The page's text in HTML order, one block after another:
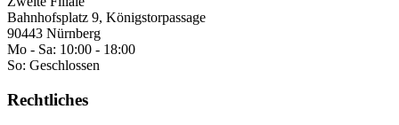
Bahnhofsplatz 9, Königstorpassage
90443 Nürnberg
Mo - Sa: 10:00 - 18:00
So: Geschlossen
Rechtliches